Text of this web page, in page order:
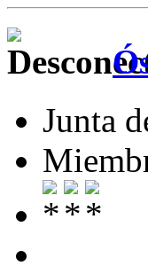
Junta